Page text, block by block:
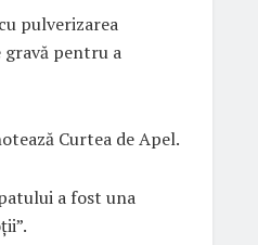
pulverizarea
pentru a
Curtea de Apel.
a fost una